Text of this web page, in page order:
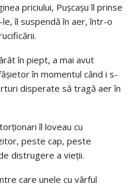
priciului, Puşcaşu îl prinse
îl suspendă în aer, într-o
în piept, a mai avut
în momentul când i s-
disperate să tragă aer în
îl loveau cu
peste cap, peste
distrugere a vieţii.
care unele cu vârful